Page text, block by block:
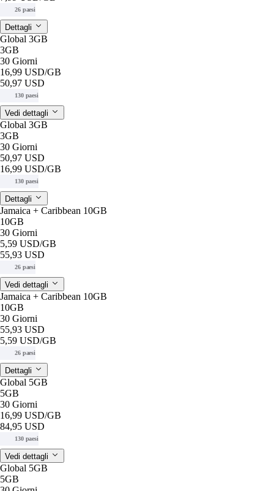
26 paesi
Dettagli
Global 3GB
3GB
30 Giorni
16,99 USD/GB
50,97 USD
130 paesi
Vedi dettagli
Global 3GB
3GB
30 Giorni
50,97 USD
16,99 USD/GB
130 paesi
Dettagli
Jamaica + Caribbean 10GB
10GB
30 Giorni
5,59 USD/GB
55,93 USD
26 paesi
Vedi dettagli
Jamaica + Caribbean 10GB
10GB
30 Giorni
55,93 USD
5,59 USD/GB
26 paesi
Dettagli
Global 5GB
5GB
30 Giorni
16,99 USD/GB
84,95 USD
130 paesi
Vedi dettagli
Global 5GB
5GB